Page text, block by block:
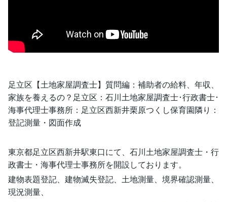
足立区【土地家屋調査士】質問編：補助者の給料、年収、
家族を養えるの？足立区：石川土地家屋調査士･行政書士･
海事代理士事務所：足立区西新井栗原つくし保育園隣り：
登記測量・図面作成
東京都足立区西新井駅東口にて、石川土地家屋調査士・行
政書士・海事代理士事務所を開設しております。
建物表題登記、建物滅失登記、土地測量、境界確認測量、
現況測量、